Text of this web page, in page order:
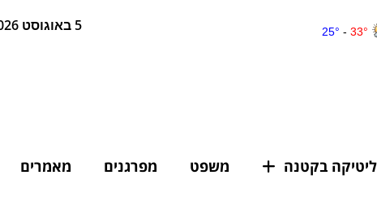
5 באוגוסט 2026 2:12
בקטנה משפט מפרגנים מאמרים